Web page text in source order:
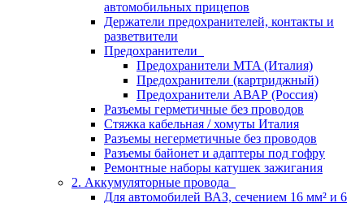
автомобильных прицепов
Держатели предохранителей, контакты и
разветвители
Предохранители
Предохранители MTA (Италия)
Предохранители (картриджный)
Предохранители АВАР (Россия)
Разъемы герметичные без проводов
Стяжка кабельная / хомуты Италия
Разъемы негерметичные без проводов
Разъемы байонет и адаптеры под гофру
Ремонтные наборы катушек зажигания
2. Аккумуляторные провода
Для автомобилей ВАЗ, сечением 16 мм² и 6